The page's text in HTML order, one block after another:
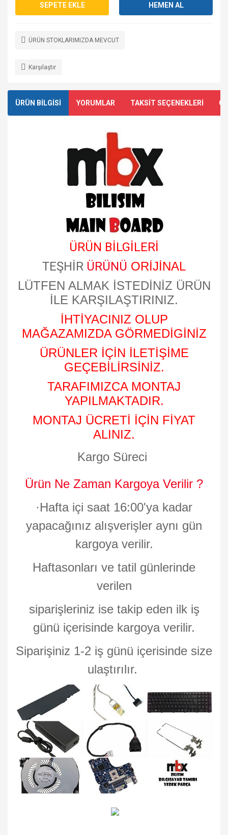
SEPETE EKLE HEMEN AL
ÜRÜN STOKLARIMIZDA MEVCUT
Karşılaştır
ÜRÜN BİLGİSİ YORUMLAR TAKSİT SEÇENEKLERİ
ÜRÜN BİLGİLERİ
TEŞHİR ÜRÜNÜ ORİJİNAL
LÜTFEN ALMAK İSTEDİNİZ ÜRÜN
İLE KARŞILAŞTIRINIZ.
İHTİYACINIZ OLUP
MAĞAZAMIZDA GÖRMEDİGİNİZ
ÜRÜNLER İÇİN İLETİŞİME
GEÇEBİLİRSİNİZ.
TARAFIMIZCA MONTAJ
YAPILMAKTADIR.
MONTAJ ÜCRETİ İÇİN FİYAT
ALINIZ.
Kargo Süreci
Ürün Ne Zaman Kargoya Verilir ?
·Hafta içi saat 16:00'ya kadar
yapacağınız alışverişler aynı gün
kargoya verilir.
Haftasonları ve tatil günlerinde
verilen
siparişleriniz ise takip eden ilk iş
günü içerisinde kargoya verilir.
Siparişiniz 1-2 iş günü içerisinde size
ulaştırılır.